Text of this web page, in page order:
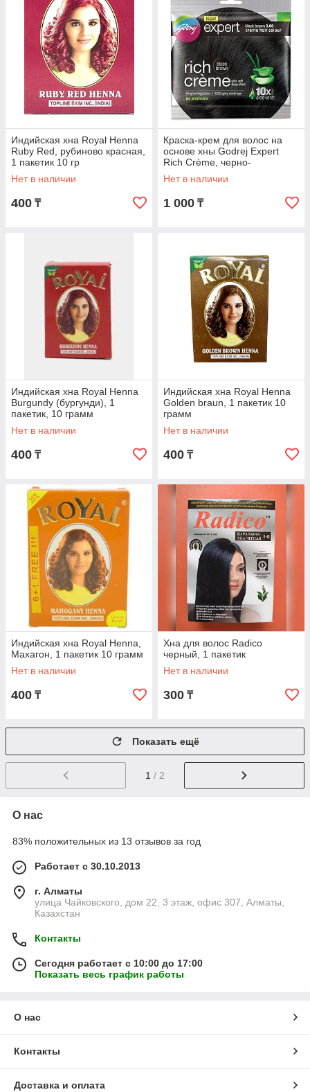
Индийская хна Royal Henna
Ruby Red, рубиново красная,
1 пакетик 10 гр
Нет в наличии
400 ₸
Краска-крем для волос на
основе хны Godrej Expert
Rich Crème, черно-
коричневая
Нет в наличии
1 000 ₸
Индийская хна Royal Henna
Burgundy (бургунди), 1
пакетик, 10 грамм
Нет в наличии
400 ₸
Индийская хна Royal Henna
Golden braun, 1 пакетик 10
грамм
Нет в наличии
400 ₸
Индийская хна Royal Henna,
Махагон, 1 пакетик 10 грамм
Нет в наличии
400 ₸
Хна для волос Radico
черный, 1 пакетик
Нет в наличии
300 ₸
Показать ещё
1 / 2
О нас
83% положительных из 13 отзывов за год
Работает с 30.10.2013
г. Алматы
улица Чайковского, дом 22, 3 этаж, офис 307, Алматы,
Казахстан
Контакты
Сегодня работает с 10:00 до 17:00
Показать весь график работы
О нас
Контакты
Доставка и оплата